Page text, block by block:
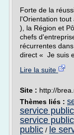
Forte de la
l'Orientation tout
), la Région et
chefs
récurrentes
direct « Je suis
Lire la suite
Site : http://
Thèmes liés :
service
service public
public / le